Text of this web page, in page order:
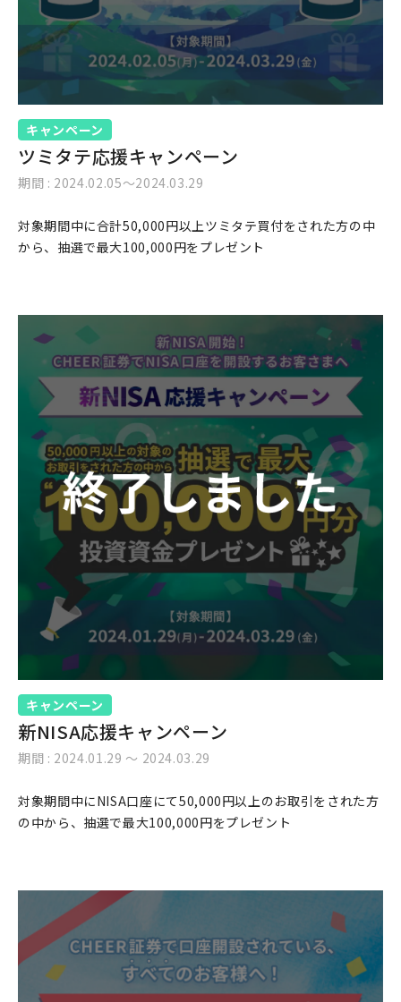
キャンペーン
ツミタテ応援キャンペーン
期間 : 2024.02.05～2024.03.29
対象期間中に合計50,000円以上ツミタテ買付をされた方の中
から、抽選で最大100,000円をプレゼント
キャンペーン
新NISA応援キャンペーン
期間 : 2024.01.29 〜 2024.03.29
対象期間中にNISA口座にて50,000円以上のお取引をされた方
の中から、抽選で最大100,000円をプレゼント